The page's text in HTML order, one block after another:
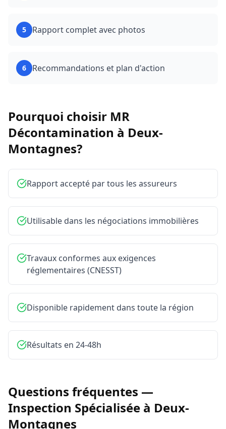
5 Rapport complet avec photos
6 Recommandations et plan d'action
Pourquoi choisir MR
Décontamination à Deux-
Montagnes?
Rapport accepté par tous les assureurs
Utilisable dans les négociations immobilières
Travaux conformes aux exigences
réglementaires (CNESST)
Disponible rapidement dans toute la région
Résultats en 24-48h
Questions fréquentes —
Inspection Spécialisée à Deux-
Montagnes